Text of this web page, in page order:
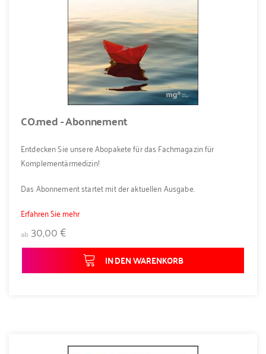
CO.med - Abonnement
Entdecken Sie unsere Abopakete für das Fachmagazin für
Komplementärmedizin!
Das Abonnement startet mit der aktuellen Ausgabe.
Erfahren Sie mehr
ab 30,00 €
IN DEN WARENKORB